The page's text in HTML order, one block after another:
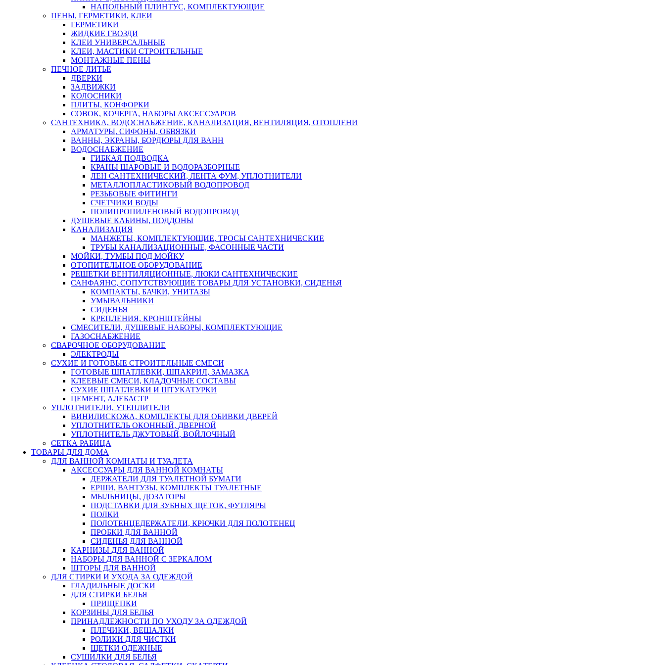
НАПОЛЬНЫЙ ПЛИНТУС, КОМПЛЕКТУЮЩИЕ
ПЕНЫ, ГЕРМЕТИКИ, КЛЕИ
ГЕРМЕТИКИ
ЖИДКИЕ ГВОЗДИ
КЛЕИ УНИВЕРСАЛЬНЫЕ
КЛЕИ, МАСТИКИ СТРОИТЕЛЬНЫЕ
МОНТАЖНЫЕ ПЕНЫ
ПЕЧНОЕ ЛИТЬЕ
ДВЕРКИ
ЗАДВИЖКИ
КОЛОСНИКИ
ПЛИТЫ, КОНФОРКИ
СОВОК, КОЧЕРГА, НАБОРЫ АКСЕССУАРОВ
САНТЕХНИКА, ВОДОСНАБЖЕНИЕ, КАНАЛИЗАЦИЯ, ВЕНТИЛЯЦИЯ, ОТОПЛЕНИ
АРМАТУРЫ, СИФОНЫ, ОБВЯЗКИ
ВАННЫ, ЭКРАНЫ, БОРДЮРЫ ДЛЯ ВАНН
ВОДОСНАБЖЕНИЕ
ГИБКАЯ ПОДВОДКА
КРАНЫ ШАРОВЫЕ И ВОДОРАЗБОРНЫЕ
ЛЕН САНТЕХНИЧЕСКИЙ, ЛЕНТА ФУМ, УПЛОТНИТЕЛИ
МЕТАЛЛОПЛАСТИКОВЫЙ ВОДОПРОВОД
РЕЗЬБОВЫЕ ФИТИНГИ
СЧЕТЧИКИ ВОДЫ
ПОЛИПРОПИЛЕНОВЫЙ ВОДОПРОВОД
ДУШЕВЫЕ КАБИНЫ, ПОДДОНЫ
КАНАЛИЗАЦИЯ
МАНЖЕТЫ, КОМПЛЕКТУЮЩИЕ, ТРОСЫ САНТЕХНИЧЕСКИЕ
ТРУБЫ КАНАЛИЗАЦИОННЫЕ, ФАСОННЫЕ ЧАСТИ
МОЙКИ, ТУМБЫ ПОД МОЙКУ
ОТОПИТЕЛЬНОЕ ОБОРУДОВАНИЕ
РЕШЕТКИ ВЕНТИЛЯЦИОННЫЕ, ЛЮКИ САНТЕХНИЧЕСКИЕ
САНФАЯНС, СОПУТСТВУЮЩИЕ ТОВАРЫ ДЛЯ УСТАНОВКИ, СИДЕНЬЯ
КОМПАКТЫ, БАЧКИ, УНИТАЗЫ
УМЫВАЛЬНИКИ
СИДЕНЬЯ
КРЕПЛЕНИЯ, КРОНШТЕЙНЫ
СМЕСИТЕЛИ, ДУШЕВЫЕ НАБОРЫ, КОМПЛЕКТУЮЩИЕ
ГАЗОСНАБЖЕНИЕ
СВАРОЧНОЕ ОБОРУДОВАНИЕ
ЭЛЕКТРОДЫ
СУХИЕ И ГОТОВЫЕ СТРОИТЕЛЬНЫЕ СМЕСИ
ГОТОВЫЕ ШПАТЛЕВКИ, ШПАКРИЛ, ЗАМАЗКА
КЛЕЕВЫЕ СМЕСИ, КЛАДОЧНЫЕ СОСТАВЫ
СУХИЕ ШПАТЛЕВКИ И ШТУКАТУРКИ
ЦЕМЕНТ, АЛЕБАСТР
УПЛОТНИТЕЛИ, УТЕПЛИТЕЛИ
ВИНИЛИСКОЖА, КОМПЛЕКТЫ ДЛЯ ОБИВКИ ДВЕРЕЙ
УПЛОТНИТЕЛЬ ОКОННЫЙ, ДВЕРНОЙ
УПЛОТНИТЕЛЬ ДЖУТОВЫЙ, ВОЙЛОЧНЫЙ
СЕТКА РАБИЦА
ТОВАРЫ ДЛЯ ДОМА
ДЛЯ ВАННОЙ КОМНАТЫ И ТУАЛЕТА
АКСЕССУАРЫ ДЛЯ ВАННОЙ КОМНАТЫ
ДЕРЖАТЕЛИ ДЛЯ ТУАЛЕТНОЙ БУМАГИ
ЕРШИ, ВАНТУЗЫ, КОМПЛЕКТЫ ТУАЛЕТНЫЕ
МЫЛЬНИЦЫ, ДОЗАТОРЫ
ПОДСТАВКИ ДЛЯ ЗУБНЫХ ЩЕТОК, ФУТЛЯРЫ
ПОЛКИ
ПОЛОТЕНЦЕДЕРЖАТЕЛИ, КРЮЧКИ ДЛЯ ПОЛОТЕНЕЦ
ПРОБКИ ДЛЯ ВАННОЙ
СИДЕНЬЯ ДЛЯ ВАННОЙ
КАРНИЗЫ ДЛЯ ВАННОЙ
НАБОРЫ ДЛЯ ВАННОЙ С ЗЕРКАЛОМ
ШТОРЫ ДЛЯ ВАННОЙ
ДЛЯ СТИРКИ И УХОДА ЗА ОДЕЖДОЙ
ГЛАДИЛЬНЫЕ ДОСКИ
ДЛЯ СТИРКИ БЕЛЬЯ
ПРИЩЕПКИ
КОРЗИНЫ ДЛЯ БЕЛЬЯ
ПРИНАДЛЕЖНОСТИ ПО УХОДУ ЗА ОДЕЖДОЙ
ПЛЕЧИКИ, ВЕШАЛКИ
РОЛИКИ ДЛЯ ЧИСТКИ
ЩЕТКИ ОДЕЖНЫЕ
СУШИЛКИ ДЛЯ БЕЛЬЯ